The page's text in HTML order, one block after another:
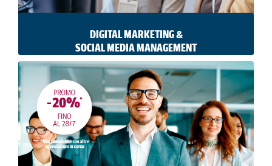
DIGITAL MARKETING &
SOCIAL MEDIA MANAGEMENT
Un master per chi desidera acquisire competenze
per comunicare con i social media e per
apprendere le tecniche di brand storytelling.
VAI AL MASTER ISCRIVITI